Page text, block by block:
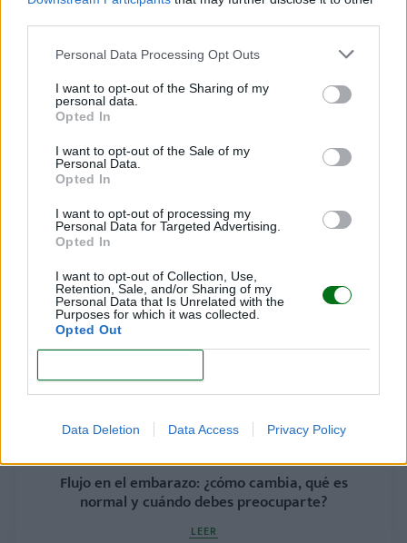
Personal Data Processing Opt Outs
I want to opt-out of the Sharing of my
personal data.
Opted In
I want to opt-out of the Sale of my
Personal Data.
Opted In
I want to opt-out of processing my
Personal Data for Targeted Advertising.
Opted In
I want to opt-out of Collection, Use,
Retention, Sale, and/or Sharing of my
Personal Data that Is Unrelated with the
Purposes for which it was collected.
Opted Out
Data Deletion Data Access Privacy Policy
Paracetamol en el embarazo: ¿es peligroso? Lo
que dicen los estudios
LEER
Flujo en el embarazo: ¿cómo cambia, qué es
normal y cuándo debes preocuparte?
LEER